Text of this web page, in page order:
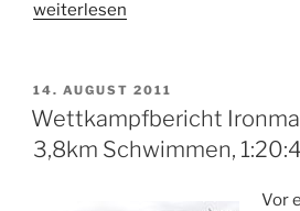
„Wettkampfbericht
180km
Rad,
5:48:33“
weiterlesen
VERÖFFENTLICHT
AM
14. AUGUST 2011
Wettkampfbericht
3,8km Schwimmen,
Vor